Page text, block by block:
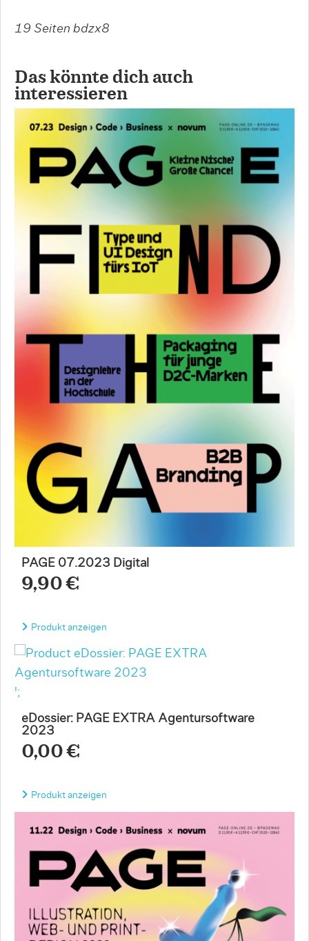
19 Seiten bdzx8
Das könnte dich auch
interessieren
PAGE 07.2023 Digital
9,90 €
Produkt anzeigen
';
eDossier: PAGE EXTRA Agentursoftware
2023
0,00 €
Produkt anzeigen